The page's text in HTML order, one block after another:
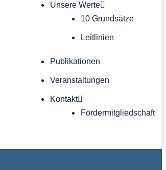
Unsere Werte
10 Grundsätze
Leitlinien
Publikationen
Veranstaltungen
Kontakt
Förder­mitgliedschaft